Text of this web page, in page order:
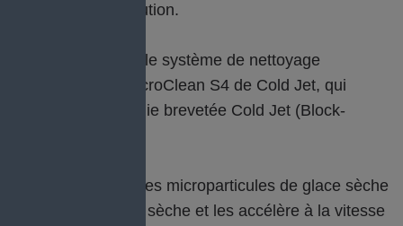
sèche comme solution.
La société a testé le système de nettoyage
cryogénique i3 MicroClean S4 de Cold Jet, qui
utilise la technologie brevetée Cold Jet (Block-
La machine racle les microparticules de glace sèche
d'un bloc de glace sèche et les accélère à la vitesse